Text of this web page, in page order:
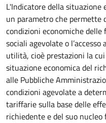
L'Indicatore della situazione
un parametro che permette
condizioni economiche
sociali agevolate o
utilità, cioè prestazioni la
situazione economica del
alle Pubbliche
condizioni agevolate a
tariffarie sulla base delle
richiedente e del suo nucleo